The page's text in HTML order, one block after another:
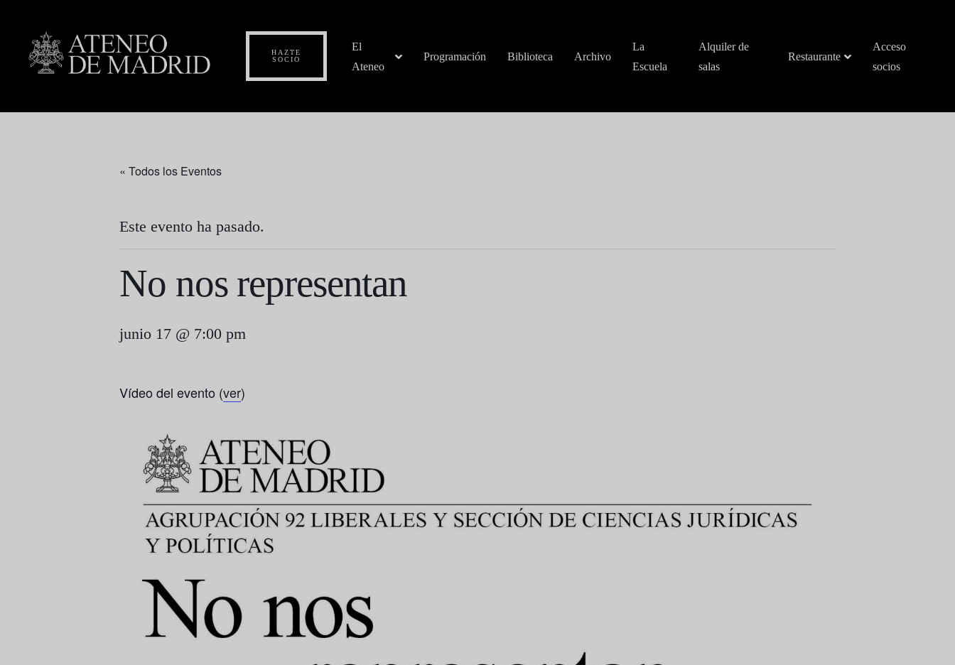
HAZTE
SOCIO
El
Ateneo
Programación Biblioteca Archivo
La
Escuela
Alquiler de
salas
Restaurante
Acceso
socios
« Todos los Eventos
Este evento ha pasado.
No nos representan
junio 17 @ 7:00 pm
Vídeo del evento (ver)